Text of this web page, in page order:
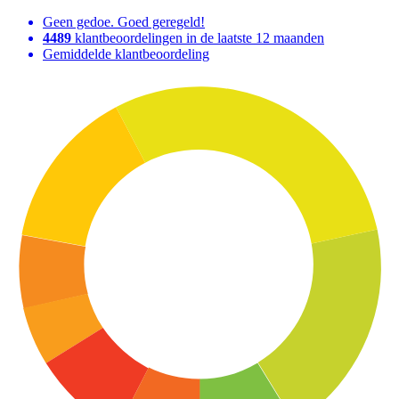
Geen gedoe. Goed geregeld!
4489 klantbeoordelingen in de laatste 12 maanden
Gemiddelde klantbeoordeling